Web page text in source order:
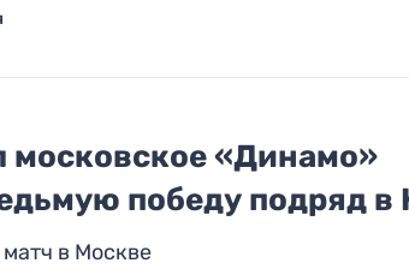
московское «Динамо»
победу подряд в
в Москве